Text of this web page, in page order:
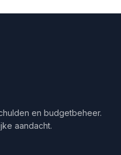
en budgetbeheer.
aandacht.